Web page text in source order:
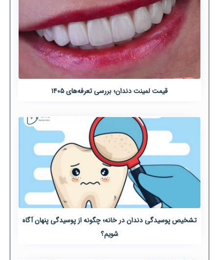
قیمت لمینت دندان؛ بررسی تعرفه‌های ۱۴۰۵
تشخیص پوسیدگی دندان در خانه؛ چگونه از پوسیدگی پنهان آگاه
شویم؟